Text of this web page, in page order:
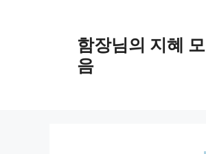
함장님의 지혜 모
음